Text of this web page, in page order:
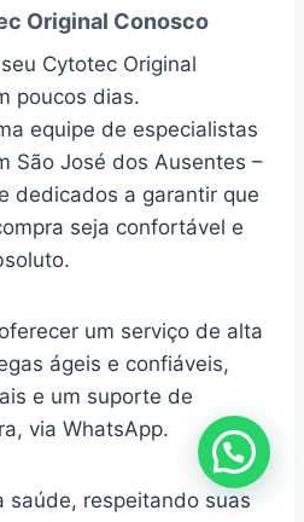
Original Conosco
Cytotec Original
poucos dias.
equipe de especialistas
São José dos Ausentes –
dedicados a garantir que
seja confortável e
um serviço de alta
ágeis e confiáveis,
e um suporte de
via WhatsApp.
saúde, respeitando suas